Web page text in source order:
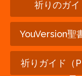
祈りのガイ
YouVersion聖
祈りガイド（